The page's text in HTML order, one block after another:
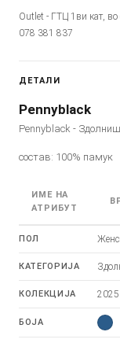
Outlet - ГТЦ 1ви кат, во
078 381 837
ДЕТАЛИ
Pennyblack
Pennyblack -
состав: 100% памук
ИМЕ НА
АТРИБУТ
ПОЛ
КАТЕГОРИЈА
КОЛЕКЦИЈА 2025
БОЈА